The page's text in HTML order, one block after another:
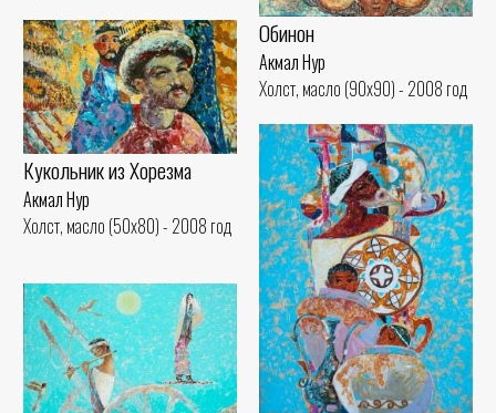
Обинон
Акмал Нур
Холст, масло (90x90) - 2008 год
Кукольник из Хорезма
Акмал Нур
Холст, масло (50x80) - 2008 год